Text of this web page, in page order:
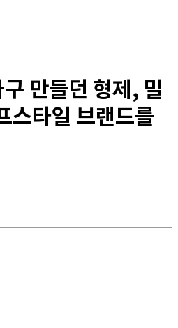
만들던 형제, 밀
스타일 브랜드를